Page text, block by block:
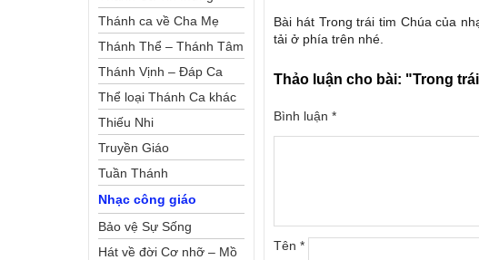
Bài hát Trong trái tim Chúa của
tải ở phía trên nhé.
Thảo luận cho bài: "Trong
Bình luận*
Tên*
Thánh ca về Cha Mẹ
Thánh Thể – Thánh Tâm
Thánh Vịnh – Đáp Ca
Thể loại Thánh Ca khác
Thiếu Nhi
Truyền Giáo
Tuần Thánh
Nhạc công giáo
Bảo vệ Sự Sống
Hát về đời Cơ nhỡ – Mồ